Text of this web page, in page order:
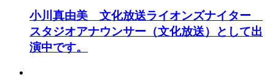
小川真由美 文化放送ライオンズナイター
スタジオアナウンサー（文化放送）として出
演中です。